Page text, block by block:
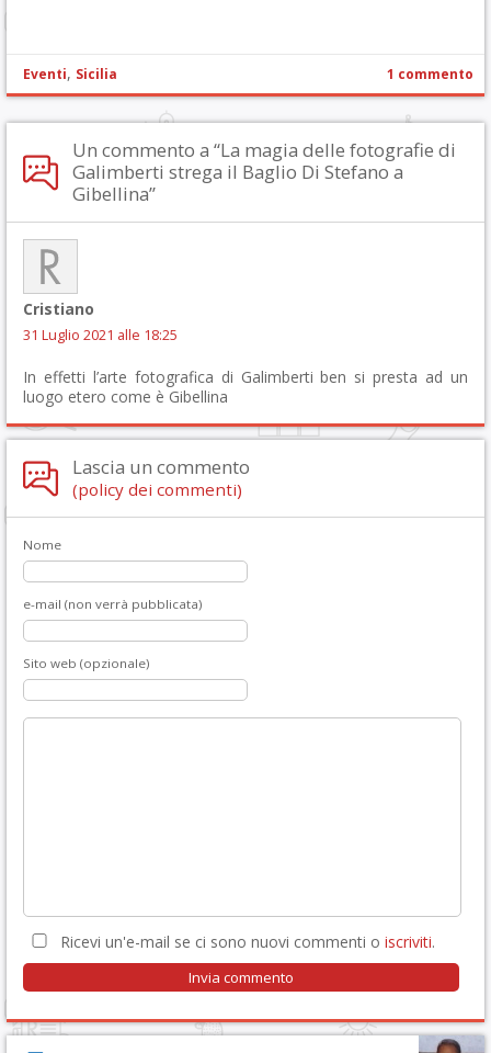
Eventi, Sicilia 1 commento
Un commento a “La magia delle fotografie di
Galimberti strega il Baglio Di Stefano a
Gibellina”
Cristiano
31 Luglio 2021 alle 18:25
In effetti l’arte fotografica di Galimberti ben si presta ad un
luogo etero come è Gibellina
Lascia un commento
(policy dei commenti)
Nome
e-mail (non verrà pubblicata)
Sito web (opzionale)
Ricevi un'e-mail se ci sono nuovi commenti o iscriviti.